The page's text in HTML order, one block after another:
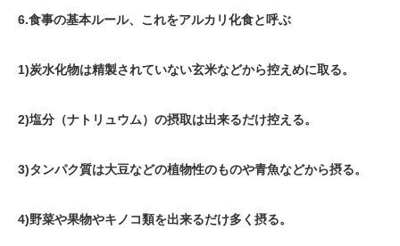
6.食事の基本ルール、これをアルカリ化食と呼ぶ
1)炭水化物は精製されていない玄米などから控えめに取る。
2)塩分（ナトリュウム）の摂取は出来るだけ控える。
3)タンパク質は大豆などの植物性のものや青魚などから摂る。
4)野菜や果物やキノコ類を出来るだけ多く摂る。